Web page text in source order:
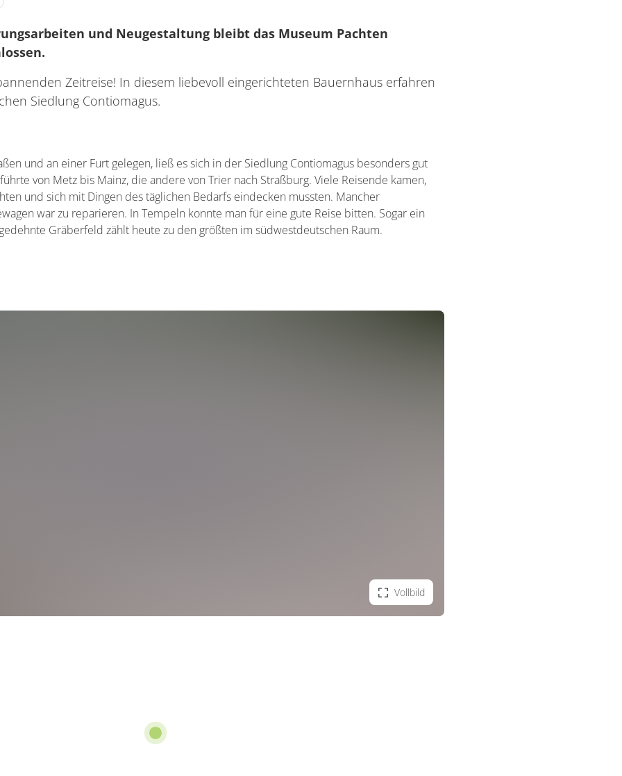
und Neugestaltung bleibt das Museum Pachten
Zeitreise! In diesem liebevoll eingerichteten Bauernhaus erfahren
Siedlung Contiomagus.
und an einer Furt gelegen, ließ es sich in der Siedlung Contiomagus besonders gut
von Metz bis Mainz, die andere von Trier nach Straßburg. Viele Reisende kamen,
und sich mit Dingen des täglichen Bedarfs eindecken mussten. Mancher
war zu reparieren. In Tempeln konnte man für eine gute Reise bitten. Sogar ein
Gräberfeld zählt heute zu den größten im südwestdeutschen Raum.
Vollbild